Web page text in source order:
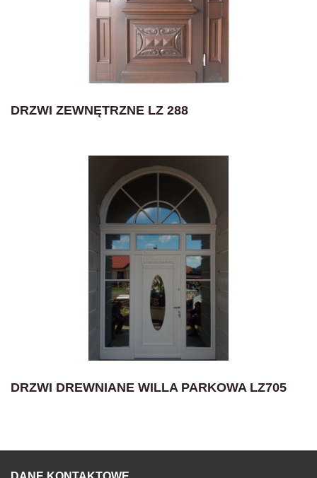
DRZWI ZEWNĘTRZNE LZ 288
DRZWI DREWNIANE WILLA PARKOWA LZ705